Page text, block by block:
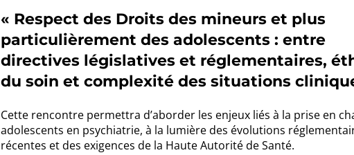
« Respect des Droits des mineurs et plus
particulièrement des adolescents : entre
directives législatives et réglementaires,
du soin et complexité des situations
Cette rencontre permettra d’aborder les enjeux liés à la prise en
adolescents en psychiatrie, à la lumière des évolutions
récentes et des exigences de la Haute Autorité de Santé.